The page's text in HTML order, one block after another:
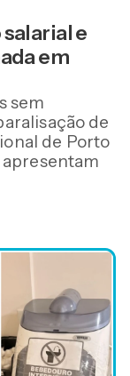
e
em
sem
de
de Porto